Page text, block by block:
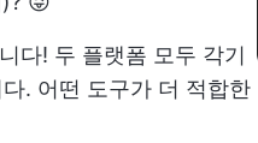
다! 두 플랫폼 모두 각기
. 어떤 도구가 더 적합한